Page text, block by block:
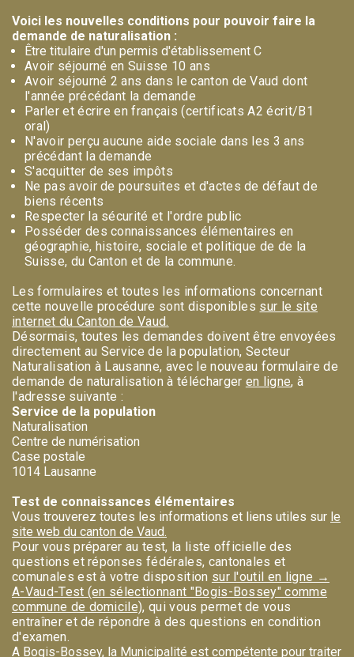
Voici les nouvelles conditions pour pouvoir faire la
demande de naturalisation :
Être titulaire d'un permis d'établissement C
Avoir séjourné en Suisse 10 ans
Avoir séjourné 2 ans dans le canton de Vaud dont
l'année précédant la demande
Parler et écrire en français (certificats A2 écrit/B1
oral)
N'avoir perçu aucune aide sociale dans les 3 ans
précédant la demande
S'acquitter de ses impôts
Ne pas avoir de poursuites et d'actes de défaut de
biens récents
Respecter la sécurité et l'ordre public
Posséder des connaissances élémentaires en
géographie, histoire, sociale et politique de de la
Suisse, du Canton et de la commune.
Les formulaires et toutes les informations concernant
cette nouvelle procédure sont disponibles sur le site
internet du Canton de Vaud.
Désormais, toutes les demandes doivent être envoyées
directement au Service de la population, Secteur
Naturalisation à Lausanne, avec le nouveau formulaire de
demande de naturalisation à télécharger en ligne, à
l'adresse suivante :
Service de la population
Naturalisation
Centre de numérisation
Case postale
1014 Lausanne
Test de connaissances élémentaires
Vous trouverez toutes les informations et liens utiles sur le
site web du canton de Vaud.
Pour vous préparer au test, la liste officielle des
questions et réponses fédérales, cantonales et
comunales est à votre disposition sur l'outil en ligne →
A-Vaud-Test (en sélectionnant "Bogis-Bossey" comme
commune de domicile), qui vous permet de vous
entraîner et de répondre à des questions en condition
d'examen.
A Bogis-Bossey, la Municipalité est compétente pour traiter